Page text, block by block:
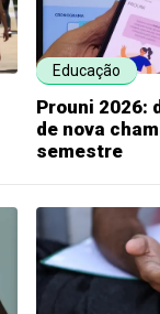
Educação
Prouni 2026:
de nova
semestre